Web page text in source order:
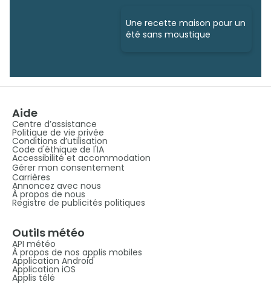
Une recette maison pour un
été sans moustique
Aide
Centre d’assistance
Politique de vie privée
Conditions d’utilisation
Code d'éthique de l'IA
Accessibilité et accommodation
Gérer mon consentement
Carrières
Annoncez avec nous
À propos de nous
Registre de publicités politiques
Outils météo
API météo
À propos de nos applis mobiles
Application Android
Application iOS
Applis télé